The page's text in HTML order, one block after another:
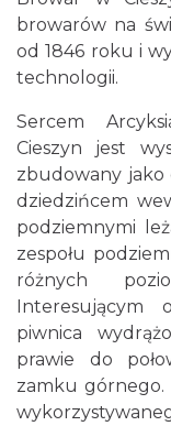
browarów na
od 1846 roku i
technologii.
Sercem
Cieszyn jest
zbudowany jako
dziedzińcem
podziemnymi
zespołu
różnych
Interesującym
piwnica
prawie do
zamku górnego.